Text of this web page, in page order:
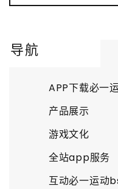
导航
APP下载必一
产品展示
游戏文化
全站app服务
互动必一运动